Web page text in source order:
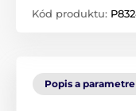
Kód produktu:
Popis a parametre